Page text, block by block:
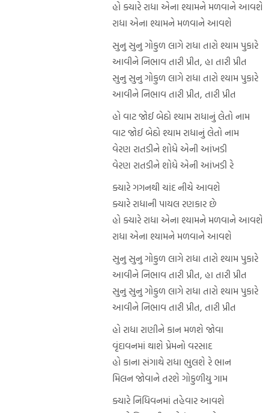
હો ક્યારે રાધા એના શ્યામને મળવાને આવશે
રાધા એના શ્યામને મળવાને આવશે
સુનુ સુનુ ગોકુળ લાગે રાધા તારો શ્યામ પુકારે
આવીને નિભાવ તારી પ્રીત, હા તારી પ્રીત
સુનુ સુનુ ગોકુળ લાગે રાધા તારો શ્યામ પુકારે
આવીને નિભાવ તારી પ્રીત, તારી પ્રીત
હો વાટ જોઈ બેઠો શ્યામ રાધાનું લેતો નામ
વાટ જોઈ બેઠો શ્યામ રાધાનું લેતો નામ
વેરણ રાતડીને શોધે એની આંખડી
વેરણ રાતડીને શોધે એની આંખડી રે
ક્યારે ગગનથી ચાંદ નીચે આવશે
ક્યારે રાધાની પાયલ રણકાર છે
હો ક્યારે રાધા એના શ્યામને મળવાને આવશે
રાધા એના શ્યામને મળવાને આવશે
સુનુ સુનુ ગોકુળ લાગે રાધા તારો શ્યામ પુકારે
આવીને નિભાવ તારી પ્રીત, હા તારી પ્રીત
સુનુ સુનુ ગોકુળ લાગે રાધા તારો શ્યામ પુકારે
આવીને નિભાવ તારી પ્રીત, તારી પ્રીત
હો રાધા રાણીને કાન મળશે જોવા
વૃંદાવનમાં થાશે પ્રેમનો વરસાદ
હો કાના સંગાથે રાધા ભુલશે રે ભાન
મિલન જોવાને તરશે ગોકુળીયુ ગામ
ક્યારે નિધિવનમાં તહેવાર આવશે